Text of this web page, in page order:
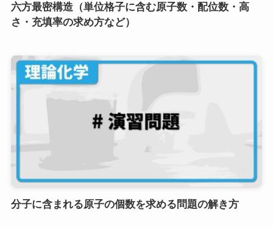
六方最密構造（単位格子に含む原子数・配位数・高
さ・充填率の求め方など）
分子に含まれる原子の個数を求める問題の解き方